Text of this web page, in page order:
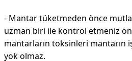
- Mantar tüketmeden önce
uzman biri ile kontrol etmeniz
mantarların toksinleri mantarın
yok olmaz.